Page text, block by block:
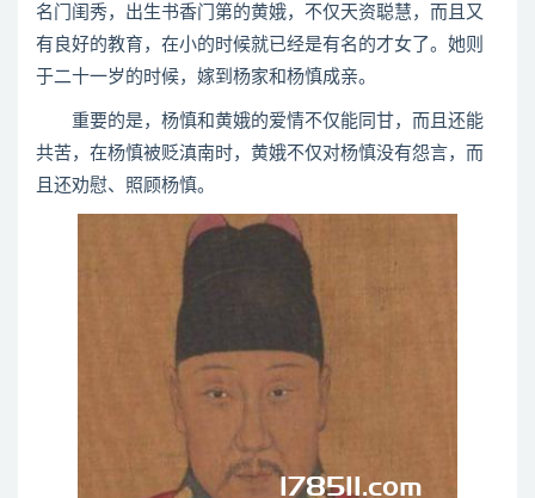
名门闺秀，出生书香门第的黄娥，不仅天资聪慧，而且又
有良好的教育，在小的时候就已经是有名的才女了。她则
于二十一岁的时候，嫁到杨家和杨慎成亲。
重要的是，杨慎和黄娥的爱情不仅能同甘，而且还能
共苦，在杨慎被贬滇南时，黄娥不仅对杨慎没有怨言，而
且还劝慰、照顾杨慎。